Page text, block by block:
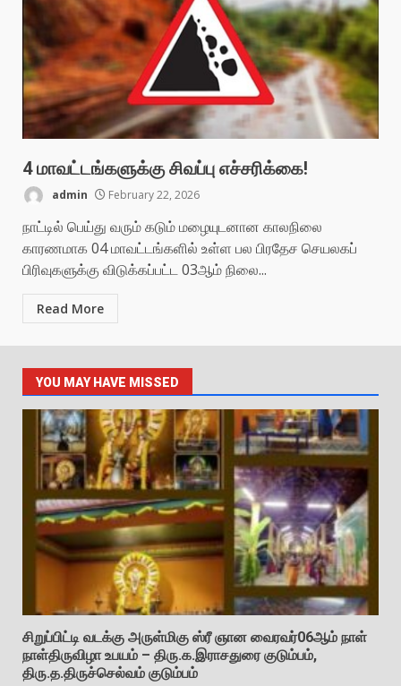
4 மாவட்டங்களுக்கு சிவப்பு எச்சரிக்கை!
admin February 22, 2026
நாட்டில் பெய்து வரும் கடும் மழையுடனான காலநிலை
காரணமாக 04 மாவட்டங்களில் உள்ள பல பிரதேச செயலகப்
பிரிவுகளுக்கு விடுக்கப்பட்ட 03ஆம் நிலை...
Read More
YOU MAY HAVE MISSED
சிறுப்பிட்டி வடக்கு அருள்மிகு ஸ்ரீ ஞான வைரவர்06ஆம் நாள்
நாள்திருவிழா உபயம் – திரு.க.இராசதுரை குடும்பம்,
திரு.த.திருச்செல்வம் குடும்பம்